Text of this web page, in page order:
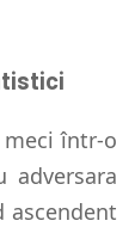
într-o
ascendent